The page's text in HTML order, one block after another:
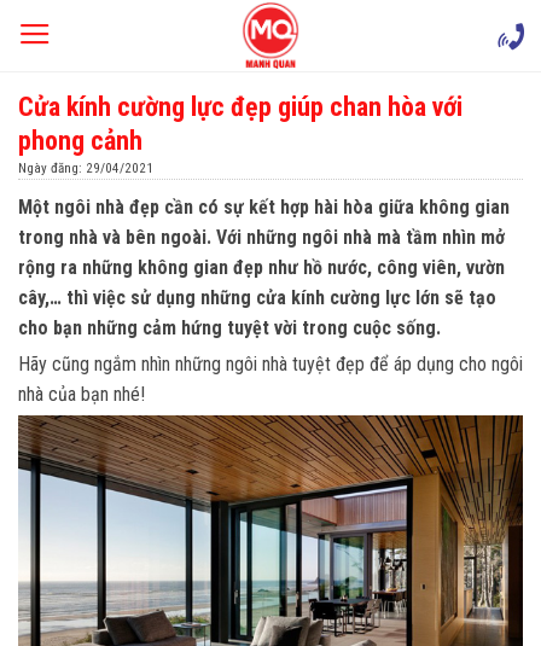
Cửa kính cường lực đẹp giúp chan hòa với
phong cảnh
Ngày đăng: 29/04/2021
Một ngôi nhà đẹp cần có sự kết hợp hài hòa giữa không gian
trong nhà và bên ngoài. Với những ngôi nhà mà tầm nhìn mở
rộng ra những không gian đẹp như hồ nước, công viên, vườn
cây,… thì việc sử dụng những cửa kính cường lực lớn sẽ tạo
cho bạn những cảm hứng tuyệt vời trong cuộc sống.
Hãy cũng ngắm nhìn những ngôi nhà tuyệt đẹp để áp dụng cho ngôi
nhà của bạn nhé!